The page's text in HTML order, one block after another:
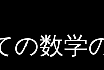
の数学